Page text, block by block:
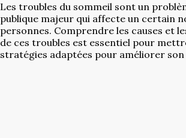
Les troubles du sommeil sont un
publique majeur qui affecte un certain
personnes. Comprendre les causes et
de ces troubles est essentiel pour
stratégies adaptées pour améliorer son